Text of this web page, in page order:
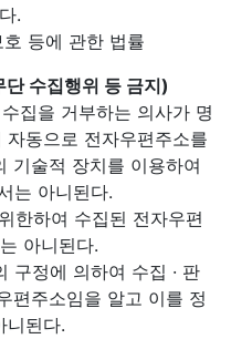
.
등에 관한 법률
수집행위 등 금지)
집을 거부하는 의사가 명
동으로 전자우편주소를
기술적 장치를 이용하여
는 아니된다.
한하여 수집된 전자우편
아니된다.
구정에 의하여 수집 · 판
편주소임을 알고 이를 정
니된다.